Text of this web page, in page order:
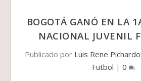
BOGOTÁ GANÓ EN LA
NACIONAL JUVENIL
Publicado por Luis Rene Pichardo
Futbol | 0